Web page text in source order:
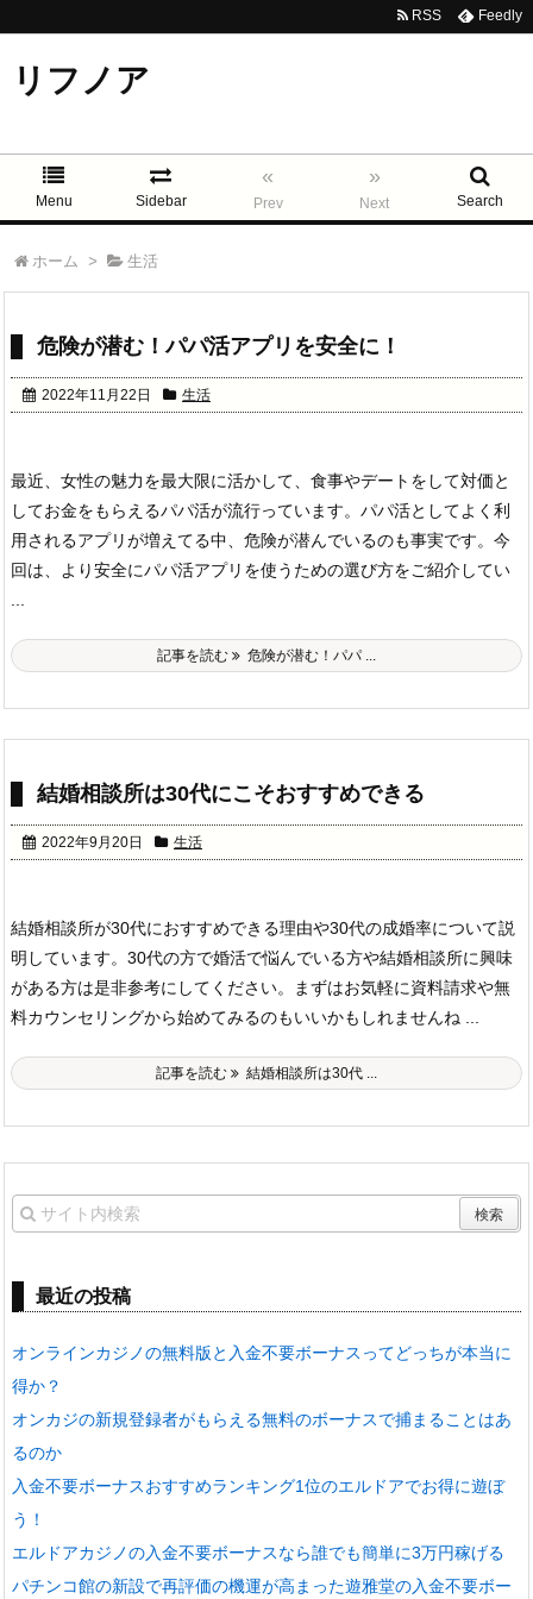
リフノア
Menu Sidebar
«
Prev
»
Next Search
RSS Feedly
ホーム > 生活
危険が潜む！パパ活アプリを安全に！
2022年11月22日 生活
最近、女性の魅力を最大限に活かして、食事やデートをして対価と
してお金をもらえるパパ活が流行っています。パパ活としてよく利
用されるアプリが増えてる中、危険が潜んでいるのも事実です。今
回は、より安全にパパ活アプリを使うための選び方をご紹介してい
記事を読む 危険が潜む！パパ ...
結婚相談所は30代にこそおすすめできる
2022年9月20日 生活
結婚相談所が30代におすすめできる理由や30代の成婚率について説
明しています。30代の方で婚活で悩んでいる方や結婚相談所に興味
がある方は是非参考にしてください。まずはお気軽に資料請求や無
料カウンセリングから始めてみるのもいいかもしれませんね ...
記事を読む 結婚相談所は30代 ...
最近の投稿
オンラインカジノの無料版と入金不要ボーナスってどっちが本当に
得か？
オンカジの新規登録者がもらえる無料のボーナスで捕まることはあ
るのか
入金不要ボーナスおすすめランキング1位のエルドアでお得に遊ぼ
う！
エルドアカジノの入金不要ボーナスなら誰でも簡単に3万円稼げる
パチンコ館の新設で再評価の機運が高まった遊雅堂の入金不要ボー